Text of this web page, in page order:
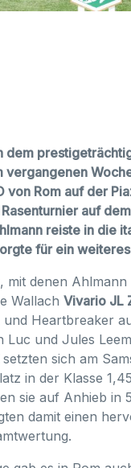
dem
vergangenen
von Rom auf der
auf
reiste in die
für ein
mit denen
Wallach Vivario JL
Heartbreaker
Luc und Jules
sich am
in der Klasse
sie auf Anhieb in
damit einen